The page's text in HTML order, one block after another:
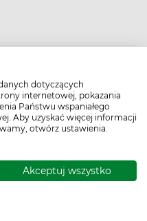
dotyczących
internetowej, pokazania
Państwu wspaniałego
Aby uzyskać więcej informacji
otwórz ustawienia.
Akceptuj wszystko
eksperta